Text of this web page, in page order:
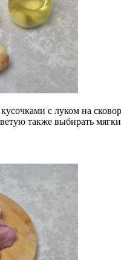
с луком на
также выбирать